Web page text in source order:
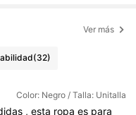
Ver más
(32)
Color: Negro / Talla: Unitalla
,esta ropaes para